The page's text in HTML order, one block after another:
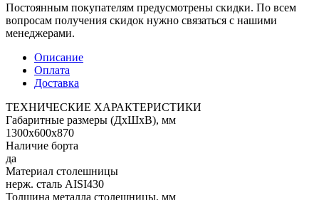
Постоянным покупателям предусмотрены скидки. По всем
вопросам получения скидок нужно связаться с нашими
менеджерами.
Описание
Оплата
Доставка
ТЕХНИЧЕСКИЕ ХАРАКТЕРИСТИКИ
Габаритные размеры (ДхШхВ), мм
1300х600х870
Наличие борта
да
Материал столешницы
нерж. сталь AISI430
Толщина металла столешницы, мм